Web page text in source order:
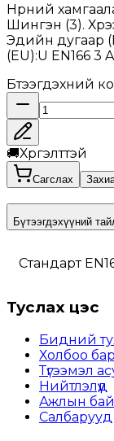
Нүүрний
Шингэн (3).
Эдийн дугаар
(EU):U EN166 3
Бүтээгдэхүүний
🚚Хүргэлттэй
Сагслах
Бүтээгдэхүүний
Стандарт
Туслах цэс
Бидний
Холбоо
Түгээмэл
Нийтлэлүүд
Ажлын
Салбарууд